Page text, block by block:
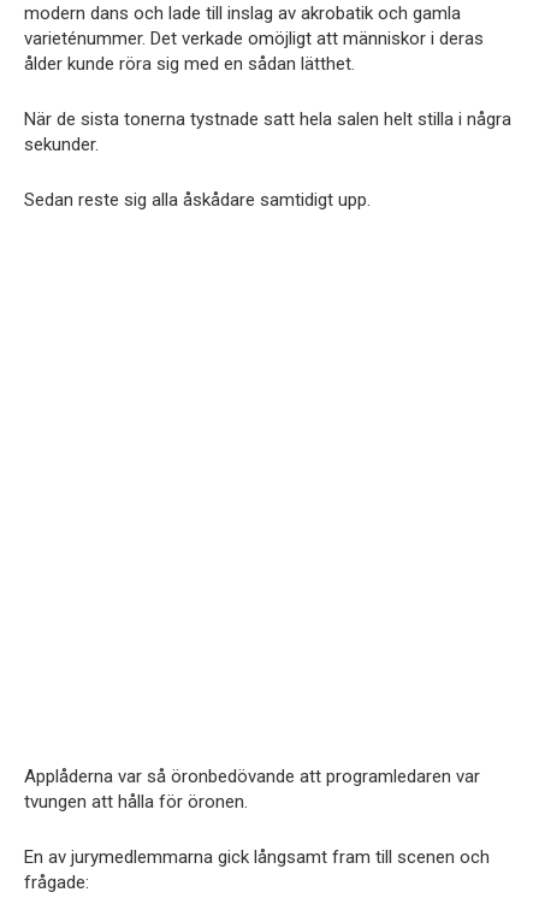
modern dans och lade till inslag av akrobatik och gamla
varieténummer. Det verkade omöjligt att människor i deras
ålder kunde röra sig med en sådan lätthet.
När de sista tonerna tystnade satt hela salen helt stilla i några
sekunder.
Sedan reste sig alla åskådare samtidigt upp.
Applåderna var så öronbedövande att programledaren var
tvungen att hålla för öronen.
En av jurymedlemmarna gick långsamt fram till scenen och
frågade: